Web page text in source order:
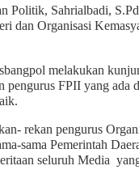
Politik, Sahrialbadi,
dan Organisasi
melakukan
pengurus FPII yang ada
rekan pengurus
sama Pemerintah
seluruh Media